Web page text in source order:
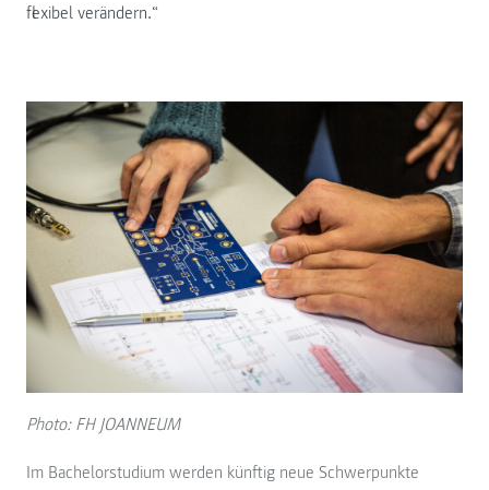
flexibel verändern.“
Photo: FH JOANNEUM
Im Bachelorstudium werden künftig neue Schwerpunkte